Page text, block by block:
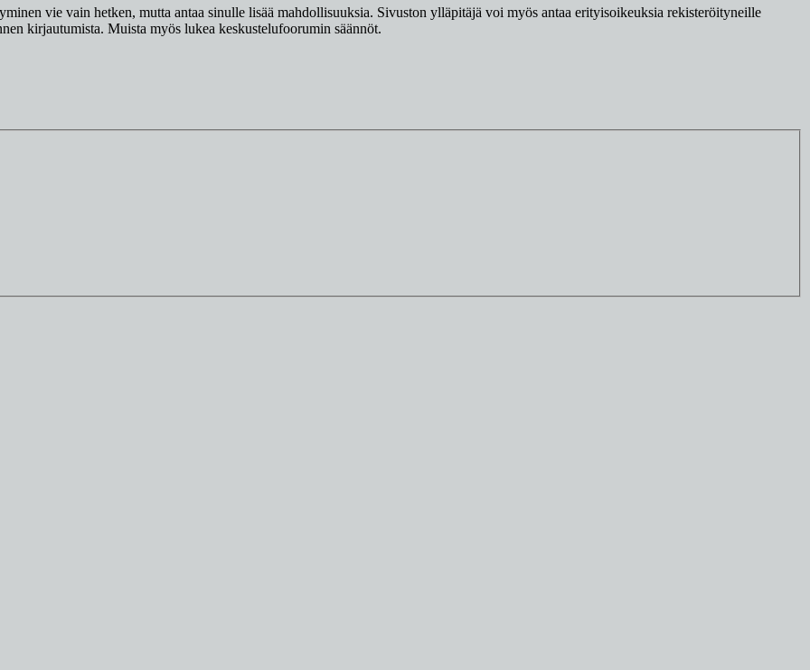
vie vain hetken, mutta antaa sinulle lisää mahdollisuuksia. Sivuston ylläpitäjä voi myös antaa erityisoikeuksia rekisteröityneille
kirjautumista. Muista myös lukea keskustelufoorumin säännöt.